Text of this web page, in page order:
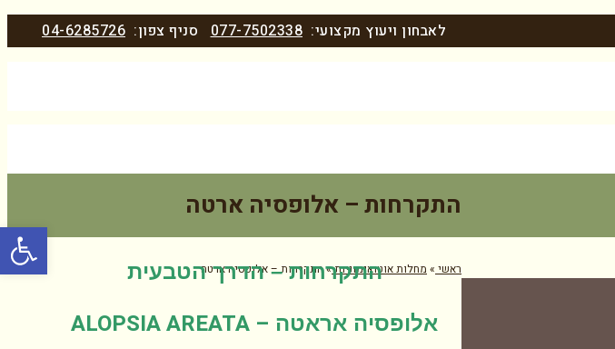
לאבחון ויעוץ מקצועי: 077-7502338 סניף צפון: 04-6285726
התקרחות – אלופסיה ארטה
ראשי » מחלות אוטואימוניות»התקרחות – אלופסיה ארטה
התקרחות – הדרך הטבעית
אלופסיה אראטה ALOPSIA AREATA –
פתח